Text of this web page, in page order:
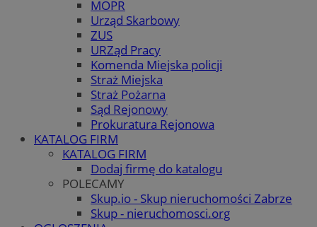
MOPR
Urząd Skarbowy
ZUS
URZąd Pracy
Komenda Miejska policji
Straż Miejska
Straż Pożarna
Sąd Rejonowy
Prokuratura Rejonowa
KATALOG FIRM
KATALOG FIRM
Dodaj firmę do katalogu
POLECAMY
Skup.io - Skup nieruchomości Zabrze
Skup - nieruchomosci.org